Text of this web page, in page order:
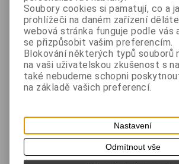
Výrobce: DITTO
Katalogové
XB2055MB
Záruka (měsíců):
Dostupnost:
XB-2055 - laserový snímač čárových
rozhraní USB, klávesnicová emulace,
černá. Bez stojánku a bez
Vaše cena bez DPH:
Přidat do
Soubory cookies si pamatují, co a
prohlížeči na daném zařízení
webová stránka funguje podle vás
se přizpůsobit vašim preferencím.
Blokování některých typů souborů
na vaši uživatelskou zkušenost s
také nebudeme schopni
na základě vašich preferencí.
Nastavení
Odmítnout vše